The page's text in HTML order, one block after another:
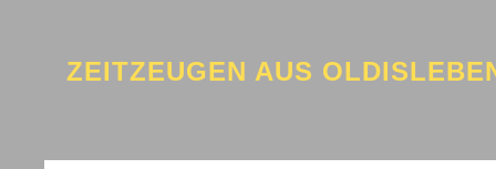
ZEITZEUGEN AUS